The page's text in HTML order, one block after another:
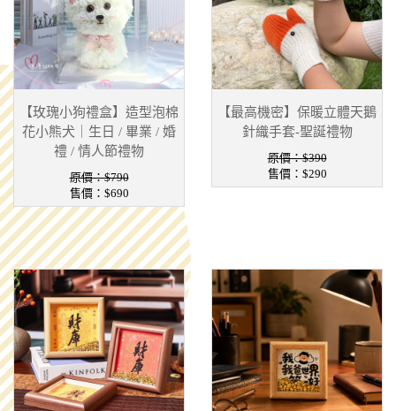
【玫瑰小狗禮盒】造型泡棉
花小熊犬｜生日 / 畢業 / 婚
禮 / 情人節禮物
原價：$790
售價： $690
【最高機密】保暖立體天鵝
針織手套-聖誕禮物
原價：$390
售價： $290